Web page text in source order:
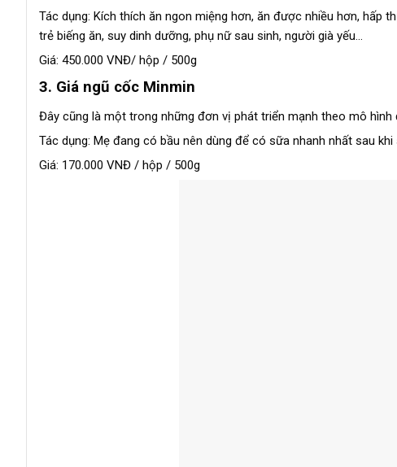
Tác dụng: Kích thích ăn ngon miệng hơn, ăn được nhiều hơn, hấp
trẻ biếng ăn, suy dinh dưỡng, phụ nữ sau sinh, người già yếu…
Giá: 450.000 VNĐ/ hộp / 500g
3. Giá ngũ cốc Minmin
Đây cũng là một trong những đơn vị phát triển mạnh theo mô hình
Tác dụng: Mẹ đang có bầu nên dùng để có sữa nhanh nhất sau
Giá: 170.000 VNĐ / hộp / 500g